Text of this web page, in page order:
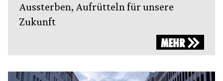
Aussterben, Aufrütteln für unsere
Zukunft
MEHR